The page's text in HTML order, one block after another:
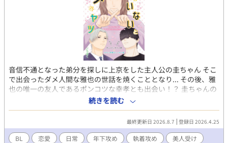
音信不通となった弟分を探しに上京をした主人公の圭ちゃん そこ
で出会ったダメ人間な雅也の世話を焼くこととなり... その後、雅
也の唯一の友人であるポンコツな幸孝とも出会い！？ 圭ちゃんの
楽しい楽しい世話焼きライフがここに始まる！ 美人で性格男前な
圭ちゃんに雅也と幸孝はもう夢中☆ 圭ちゃんも二人にどんどん惹
かれていくが...❤ 二人の世話を焼いていて弟分とは無事に出会え
るのか！？ ※こちらは【溺愛彼氏のヒモ男生活】主人公の亮平の
恩人である圭ちゃんの物語です。
続きを読む
最終更新日 2026.8.7 登録日 2026.4.25
BL 恋愛 日常 年下攻め 執着攻め
美人受け